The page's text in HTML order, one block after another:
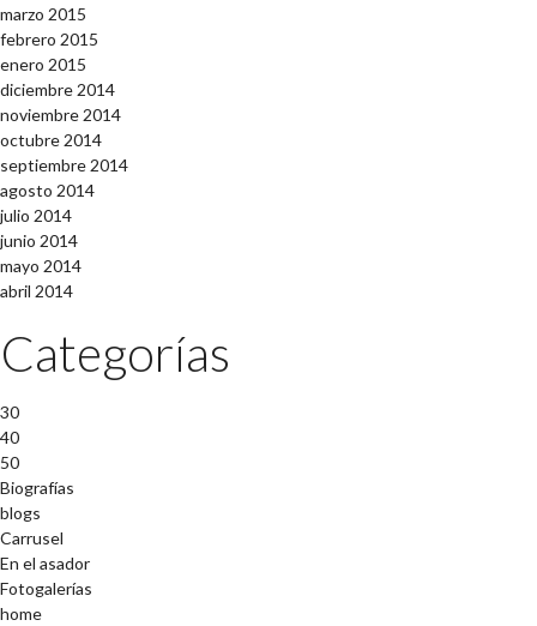
marzo 2015
febrero 2015
enero 2015
diciembre 2014
noviembre 2014
octubre 2014
septiembre 2014
agosto 2014
julio 2014
junio 2014
mayo 2014
abril 2014
Categorías
30
40
50
Biografías
blogs
Carrusel
En el asador
Fotogalerías
home